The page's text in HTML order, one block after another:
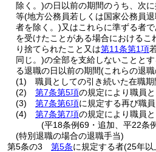
除く。)の日以前の期間のうち、次
等(地方公務員若しくは国家公務員
者を除く。)又はこれらに準ずる者
を受けたことがある場合における
り捨てられたこと又は第11条第1項
同じ。)の全部を支給しないことと
る退職の日以前の期間(これらの退
(1)
職員としての引き続いた在職期
(2)
第7条第5項の規定により職員
(3)
第7条第6項に規定する再び職
(4)
第7条第7項の規定により職員
(平18条例69・追加、平22条
(特別退職の場合の退職手当)
第5条の3
第5条に規定する者(25年以